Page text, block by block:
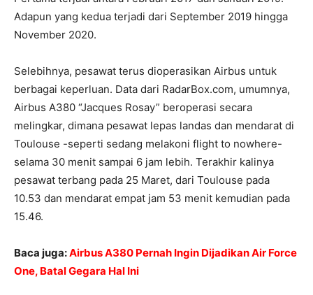
Adapun yang kedua terjadi dari September 2019 hingga
November 2020.
Selebihnya, pesawat terus dioperasikan Airbus untuk
berbagai keperluan. Data dari RadarBox.com, umumnya,
Airbus A380 “Jacques Rosay” beroperasi secara
melingkar, dimana pesawat lepas landas dan mendarat di
Toulouse -seperti sedang melakoni flight to nowhere-
selama 30 menit sampai 6 jam lebih. Terakhir kalinya
pesawat terbang pada 25 Maret, dari Toulouse pada
10.53 dan mendarat empat jam 53 menit kemudian pada
15.46.
Baca juga:Airbus A380 Pernah Ingin Dijadikan Air Force
One, Batal Gegara Hal Ini